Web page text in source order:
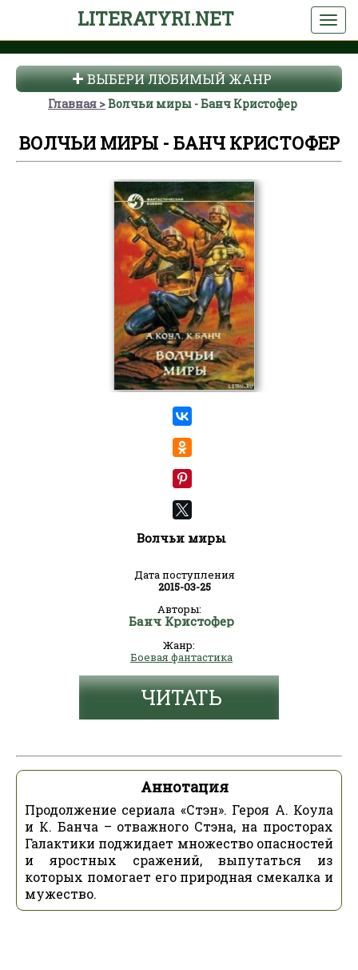
LITERATYRI.NET
ВЫБЕРИ ЛЮБИМЫЙ ЖАНР
Главная Волчьи миры - Банч Кристофер
ВОЛЧЬИ МИРЫ - БАНЧ КРИСТОФЕР
Волчьи миры
Дата поступления
2015-03-25
Авторы:
Банч Кристофер
Жанр:
Боевая фантастика
ЧИТАТЬ
Аннотация
Продолжение сериала «Стэн». Героя А. Коула
и К. Банча – отважного Стэна, на просторах
Галактики поджидает множество опасностей
и яростных сражений, выпутаться из
которых помогает его природная смекалка и
мужество.